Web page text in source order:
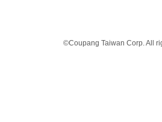
©Coupang Taiwan Corp. All